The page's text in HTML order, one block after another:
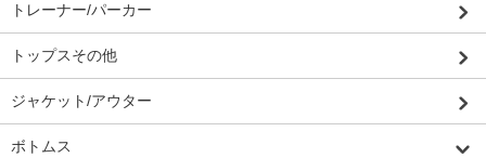
トレーナー/パーカー
トップスその他
ジャケット/アウター
ボトムス